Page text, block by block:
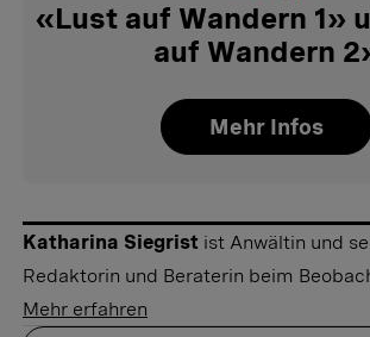
«Lust auf Wandern 1»
auf Wandern
Mehr Infos
Katharina Siegrist ist Anwältin und
Redaktorin und Beraterin beim
Mehr erfahren